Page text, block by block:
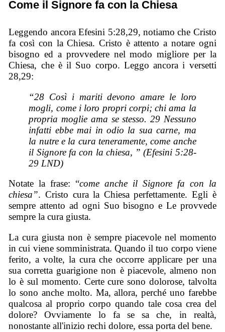
Come il Signore fa con la Chiesa
Leggendo ancora Efesini 5:28,29, notiamo che Cristo
fa così con la Chiesa. Cristo è attento a notare ogni
bisogno ed a provvedere nel modo migliore per la
Chiesa, che è il Suo corpo. Leggo ancora i versetti
28,29:
“28 Così i mariti devono amare le loro
mogli, come i loro propri corpi; chi ama la
propria moglie ama se stesso. 29 Nessuno
infatti ebbe mai in odio la sua carne, ma
la nutre e la cura teneramente, come anche
il Signore fa con la chiesa, ” (Efesini 5:28-
29 LND)
Notate la frase: “come anche il Signore fa con la
chiesa”. Cristo cura la Chiesa perfettamente. Egli è
sempre attento ad ogni Suo bisogno e Le provvede
sempre la cura giusta.
La cura giusta non è sempre piacevole nel momento
in cui viene somministrata. Quando il tuo corpo viene
ferito, a volte, la cura che occorre applicare per una
sua corretta guarigione non è piacevole, almeno non
lo è sul momento. Certe cure sono dolorose, talvolta
lo sono anche molto. Ma, allora, perché uno farebbe
qualcosa al proprio corpo quando tale cosa crea del
dolore? Ovviamente lo fa se sa che, in realtà,
nonostante all'inizio rechi dolore, essa porta del bene.